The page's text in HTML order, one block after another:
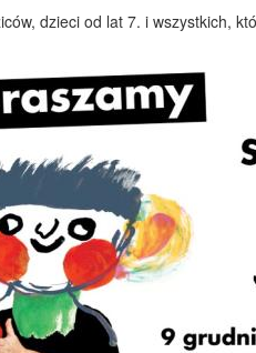
dzieci od lat 7. i wszystkich,